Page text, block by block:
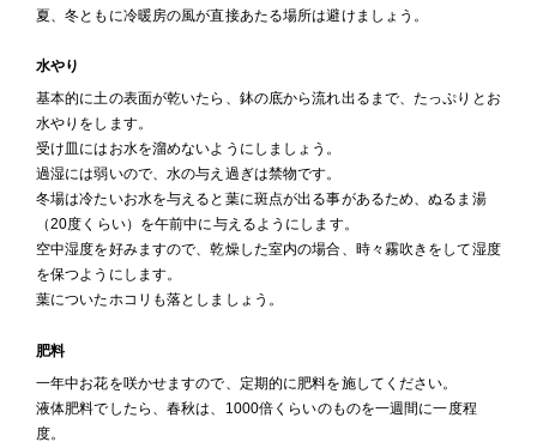
夏、冬ともに冷暖房の風が直接あたる場所は避けましょう。
水やり
基本的に土の表面が乾いたら、鉢の底から流れ出るまで、たっぷりとお
水やりをします。
受け皿にはお水を溜めないようにしましょう。
過湿には弱いので、水の与え過ぎは禁物です。
冬場は冷たいお水を与えると葉に斑点が出る事があるため、ぬるま湯
（20度くらい）を午前中に与えるようにします。
空中湿度を好みますので、乾燥した室内の場合、時々霧吹きをして湿度
を保つようにします。
葉についたホコリも落としましょう。
肥料
一年中お花を咲かせますので、定期的に肥料を施してください。
液体肥料でしたら、春秋は、1000倍くらいのものを一週間に一度程
度。